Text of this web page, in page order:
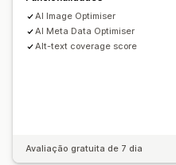
AI Image Optimiser
AI Meta Data Optimiser
Alt-text coverage score
Avaliação gratuita de 7 dia